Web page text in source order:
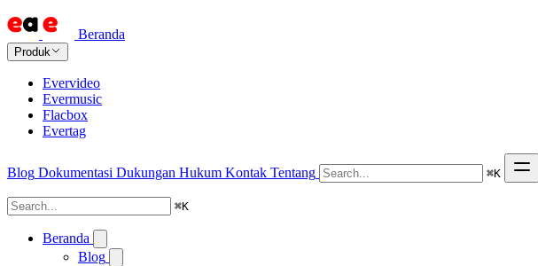
Beranda
Produk
Evervideo
Evermusic
Flacbox
Evertag
Blog Dokumentasi Dukungan Hukum Kontak Tentang ⌘K
⌘K
Beranda
Blog